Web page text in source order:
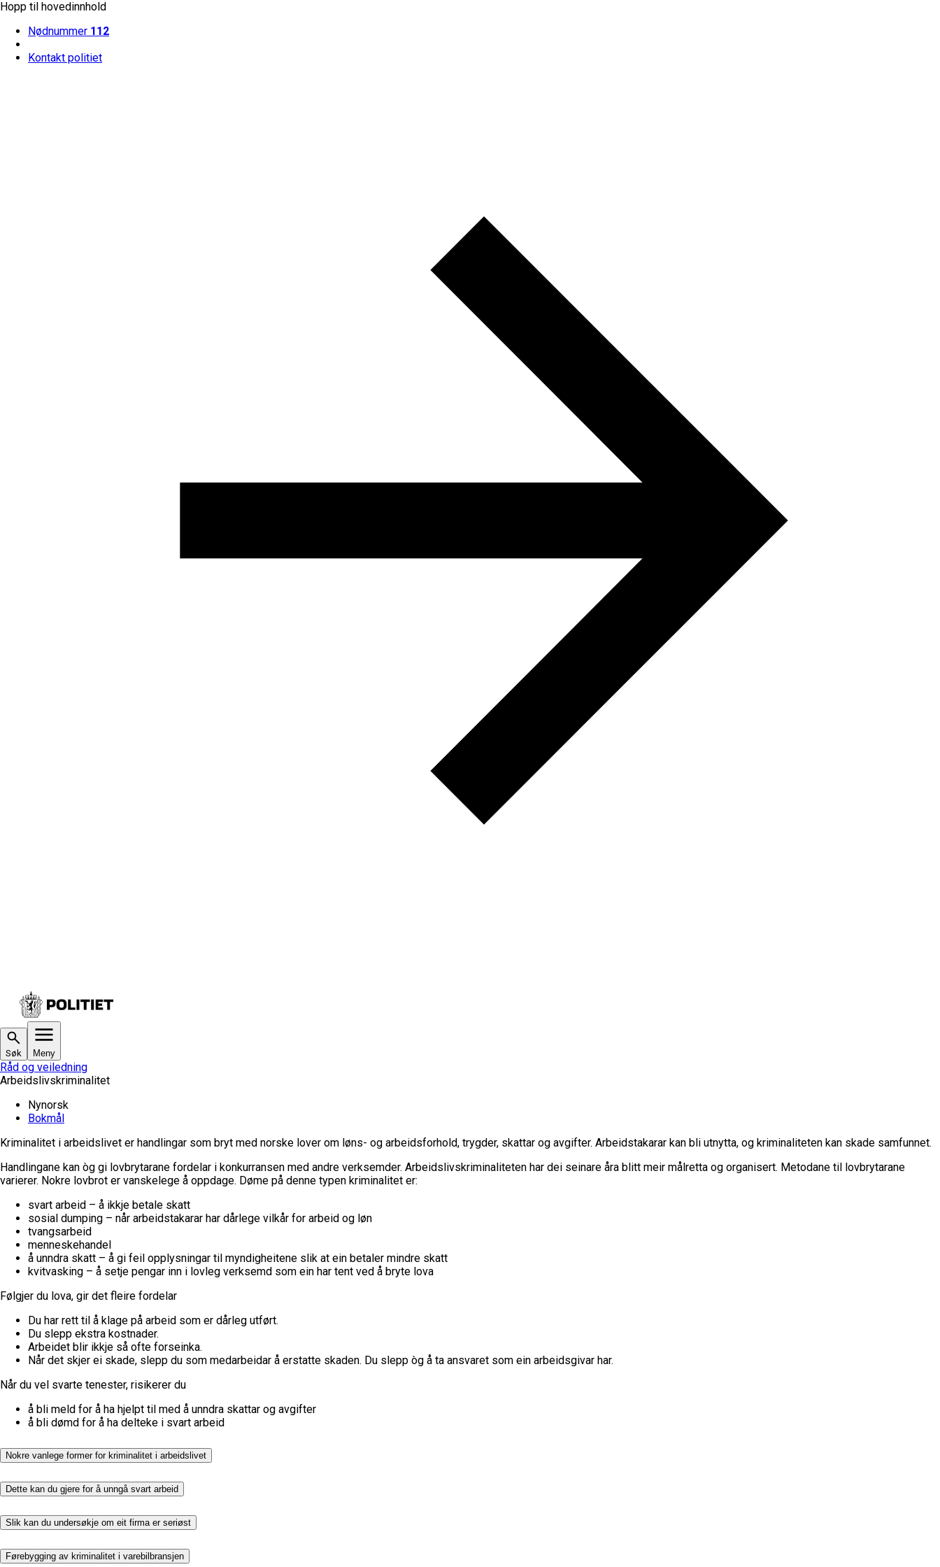
Hopp til hovedinnhold
Nødnummer 112
Kontakt politiet
Søk Meny
Råd og veiledning
Arbeidslivskriminalitet
Nynorsk
Bokmål
Kriminalitet i arbeidslivet er handlingar som bryt med norske lover om løns- og arbeidsforhold, trygder, skattar og avgifter. Arbeidstakarar kan bli utnytta, og kriminaliteten kan skade samfunnet.
Handlingane kan òg gi lovbrytarane fordelar i konkurransen med andre verksemder. Arbeidslivskriminaliteten har dei seinare åra blitt meir målretta og organisert. Metodane til lovbrytarane
varierer. Nokre lovbrot er vanskelege å oppdage. Døme på denne typen kriminalitet er:
svart arbeid – å ikkje betale skatt
sosial dumping – når arbeidstakarar har dårlege vilkår for arbeid og løn
tvangsarbeid
menneskehandel
å unndra skatt – å gi feil opplysningar til myndigheitene slik at ein betaler mindre skatt
kvitvasking – å setje pengar inn i lovleg verksemd som ein har tent ved å bryte lova
Følgjer du lova, gir det fleire fordelar
Du har rett til å klage på arbeid som er dårleg utført.
Du slepp ekstra kostnader.
Arbeidet blir ikkje så ofte forseinka.
Når det skjer ei skade, slepp du som medarbeidar å erstatte skaden. Du slepp òg å ta ansvaret som ein arbeidsgivar har.
Når du vel svarte tenester, risikerer du
å bli meld for å ha hjelpt til med å unndra skattar og avgifter
å bli dømd for å ha delteke i svart arbeid
Nokre vanlege former for kriminalitet i arbeidslivet
Dette kan du gjere for å unngå svart arbeid
Slik kan du undersøkje om eit firma er seriøst
Førebygging av kriminalitet i varebilbransjen